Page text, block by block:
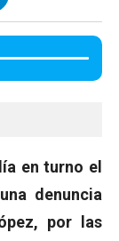
en turno el
denuncia
por las